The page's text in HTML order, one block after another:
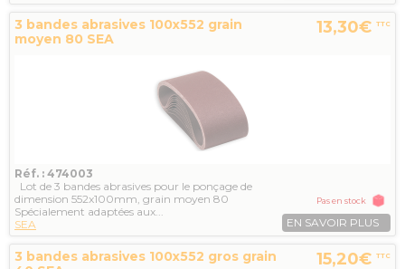
3 bandes abrasives 100x552 grain
moyen 80 SEA
13,30€ TTC
Réf. : 474003
Lot de 3 bandes abrasives pour le ponçage de
dimension 552x100mm, grain moyen 80
Spécialement adaptées aux...
SEA
Pas en stock
EN SAVOIR PLUS
3 bandes abrasives 100x552 gros grain
15,20€ TTC